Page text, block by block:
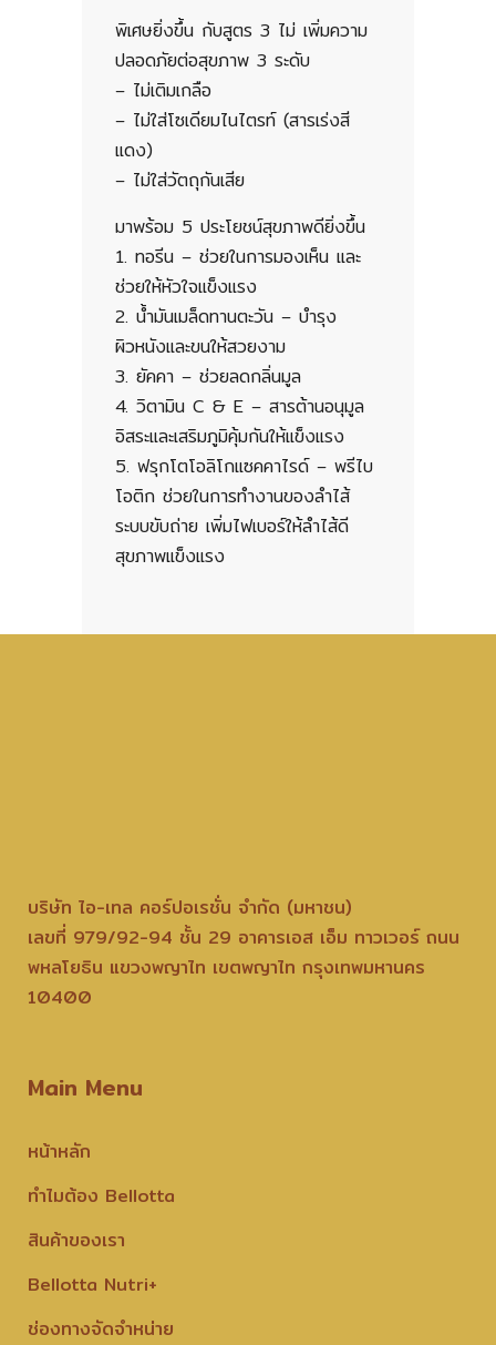
พิเศษยิ่งขึ้น กับสูตร 3 ไม่ เพิ่มความ
ปลอดภัยต่อสุขภาพ 3 ระดับ
– ไม่เติมเกลือ
– ไม่ใส่โซเดียมไนไตรท์ (สารเร่งสี
แดง)
– ไม่ใส่วัตถุกันเสีย
มาพร้อม 5 ประโยชน์สุขภาพดียิ่งขึ้น
1. ทอรีน – ช่วยในการมองเห็น และ
ช่วยให้หัวใจแข็งแรง
2. น้ำมันเมล็ดทานตะวัน – บำรุง
ผิวหนังและขนให้สวยงาม
3. ยัคคา – ช่วยลดกลิ่นมูล
4. วิตามิน C & E – สารต้านอนุมูล
อิสระและเสริมภูมิคุ้มกันให้แข็งแรง
5. ฟรุกโตโอลิโกแซคคาไรด์ – พรีไบ
โอติก ช่วยในการทำงานของลำไส้
ระบบขับถ่าย เพิ่มไฟเบอร์ให้ลำไส้ดี
สุขภาพแข็งแรง
บริษัท ไอ-เทล คอร์ปอเรชั่น จำกัด (มหาชน)
เลขที่ 979/92-94 ชั้น 29 อาคารเอส เอ็ม ทาวเวอร์ ถนน
พหลโยธิน แขวงพญาไท เขตพญาไท กรุงเทพมหานคร
10400
Main Menu
หน้าหลัก
ทำไมต้อง Bellotta
สินค้าของเรา
Bellotta Nutri+
ช่องทางจัดจำหน่าย